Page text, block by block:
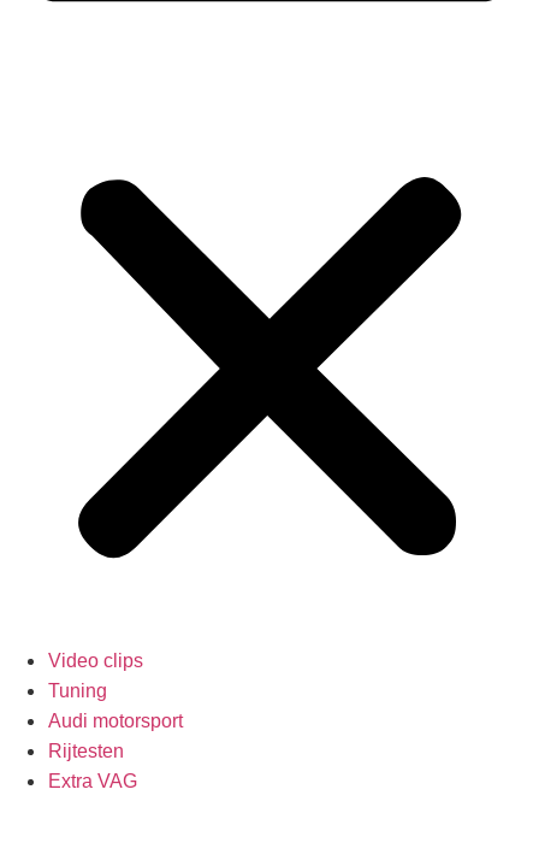
Video clips
Tuning
Audi motorsport
Rijtesten
Extra VAG